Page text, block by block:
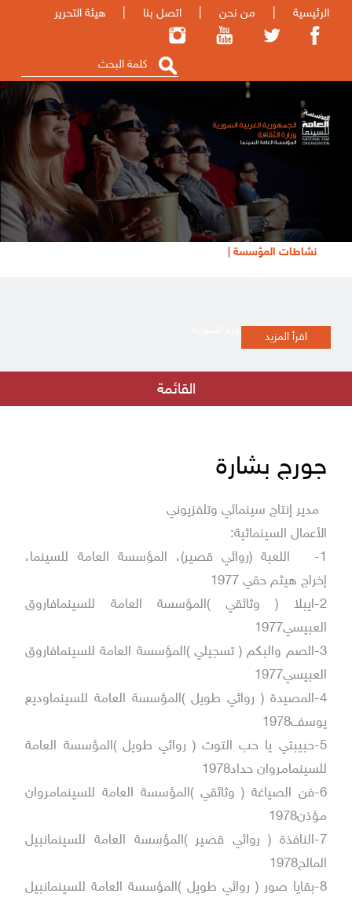
الرئيسية | من نحن | اتصل بنا | هيئة التحرير
نشاطات المؤسسة |
بيان من جهاد عبده - مدير المؤسسة العامة للسينما
اعلان نتائج مسابقة الفيلم القصير
فيلم أيام الرصاص في عرض خاص في دمشق
بقلب البلد جديد مؤسسة السينما
إطلاق مسابقة الفيلم الروائي الطويل الأول لمخرجه
فيلم كما يليق بك على منصة التتويج في مهرجان ليبيا السينمائي في دورته
الأولى
اقرأ المزيد
القائمة
جورج بشارة
مدير إنتاج سينمائي وتلفزيوني
الأعمال السينمائية:
اللعبة (روائي قصير)، المؤسسة العامة للسينما،
إخراج هيثم حقي 1977
2-ايبلا ( وثائقي )المؤسسة العامة للسينمافاروق
العبيسي1977
3-الصم والبكم ( تسجيلي )المؤسسة العامة للسينمافاروق
العبيسي1977
4-المصيدة ( روائي طويل )المؤسسة العامة للسينماوديع
يوسف1978
5-حبيبتي يا حب التوت ( روائي طويل )المؤسسة العامة
للسينمامروان حداد1978
6-فن الصياغة ( وثائقي )المؤسسة العامة للسينمامروان
مؤذن1978
7-النافذة ( روائي قصير )المؤسسة العامة للسينمانبيل
المالح1978
8-بقايا صور ( روائي طويل )المؤسسة العامة للسينمانبيل